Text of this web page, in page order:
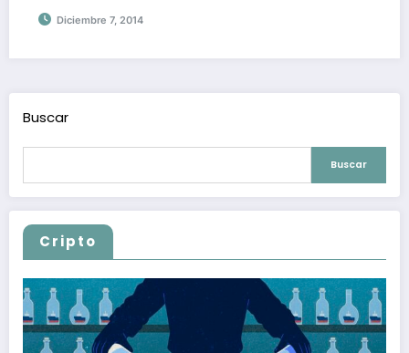
Diciembre 7, 2014
Buscar
Buscar
Cripto